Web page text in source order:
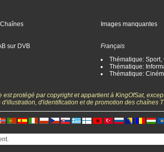
Images manquantes
sur DVB
Français
Thématique: Sport,
Thématique:
Thématique:
est protégé par copyright et appartient à KingOfSat,
d'identification et de promotion des chaînes